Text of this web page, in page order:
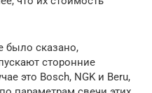
было сказано,
сторонние
это Bosch, NGK и Beru,